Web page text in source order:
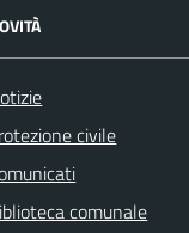
civile
comunale